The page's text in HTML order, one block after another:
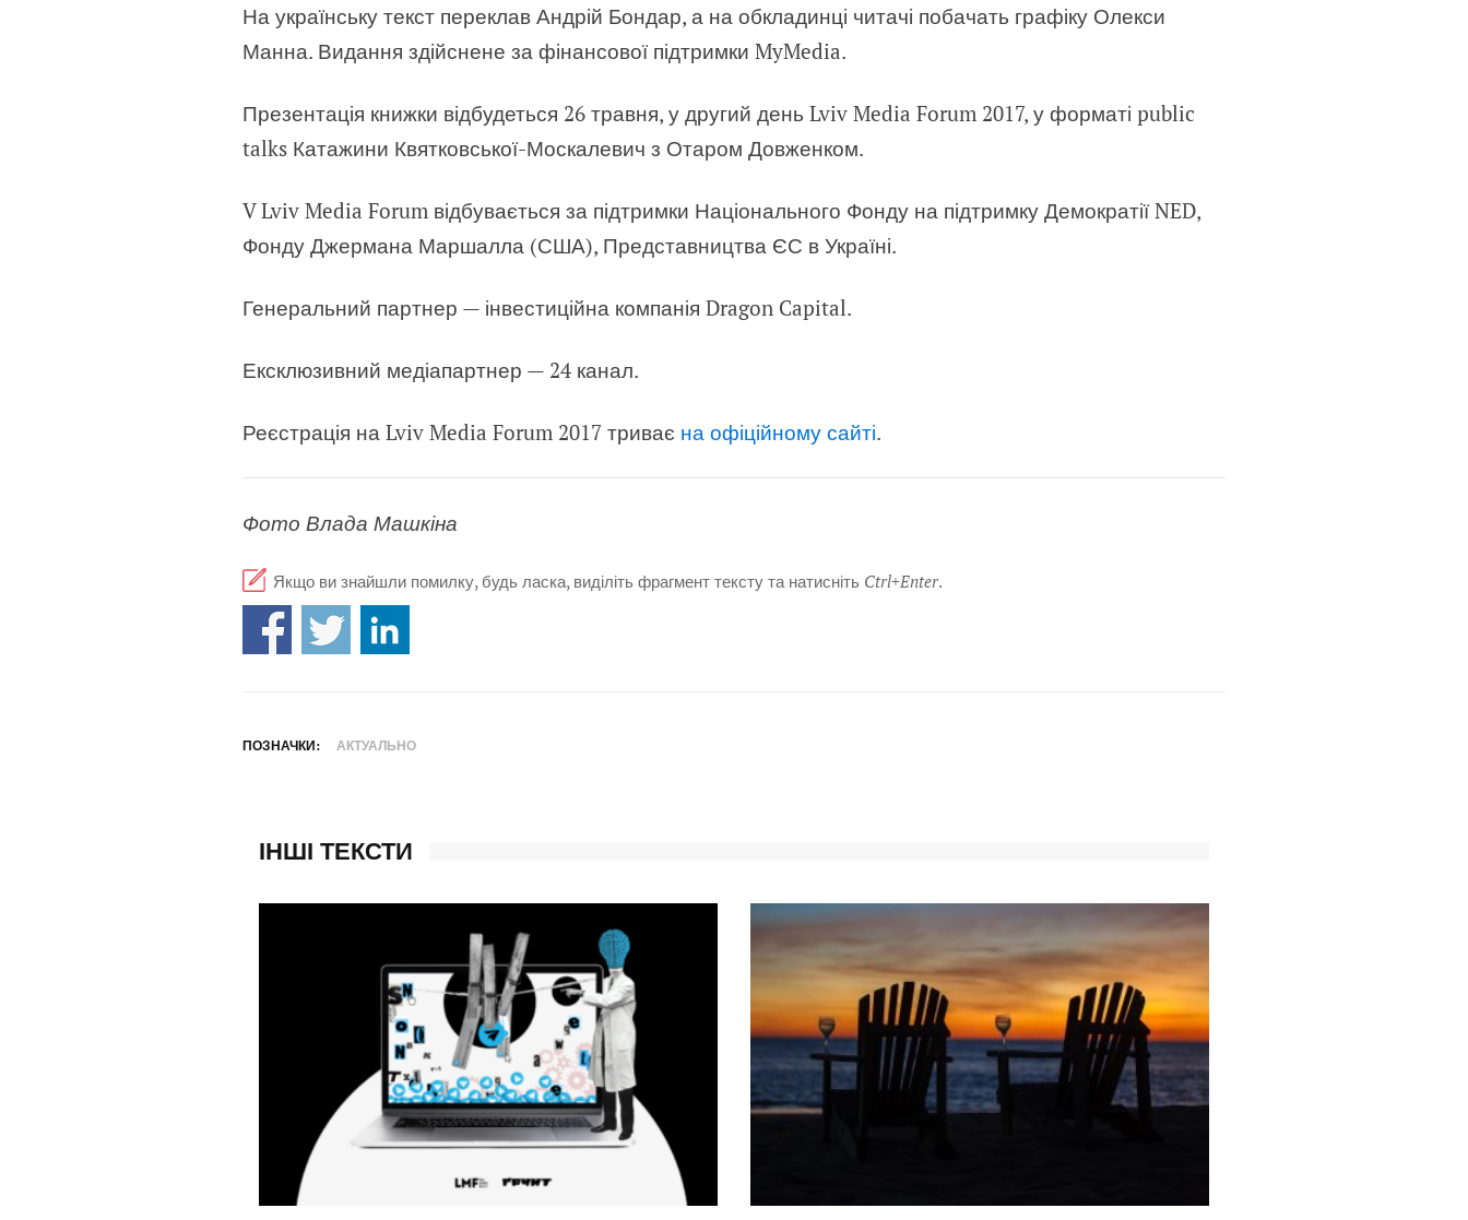
На українську текст переклав Андрій Бондар, а на обкладинці читачі побачать графіку Олекси
Манна. Видання здійснене за фінансової підтримки MyMedia.
Презентація книжки відбудеться 26 травня, у другий день Lviv Media Forum 2017, у форматі public
talks Катажини Квятковської-Москалевич з Отаром Довженком.
V Lviv Media Forum відбувається за підтримки Національного Фонду на підтримку Демократії NED,
Фонду Джермана Маршалла (США), Представництва ЄС в Україні.
Генеральний партнер — інвестиційна компанія Dragon Capital.
Ексклюзивний медіапартнер — 24 канал.
Реєстрація на Lviv Media Forum 2017 триває на офіційному сайті.
Фото Влада Машкіна
Якщо ви знайшли помилку, будь ласка, виділіть фрагмент тексту та натисніть Ctrl+Enter.
ПОЗНАЧКИ: АКТУАЛЬНО
ІНШІ ТЕКСТИ